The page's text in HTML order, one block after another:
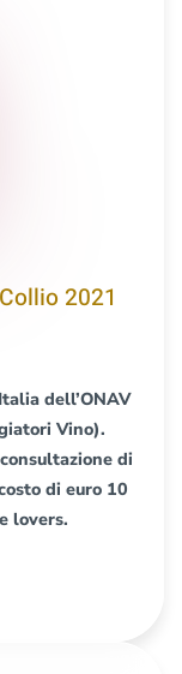
2021
dell’ONAV
Vino).
di
di euro 10
lovers.